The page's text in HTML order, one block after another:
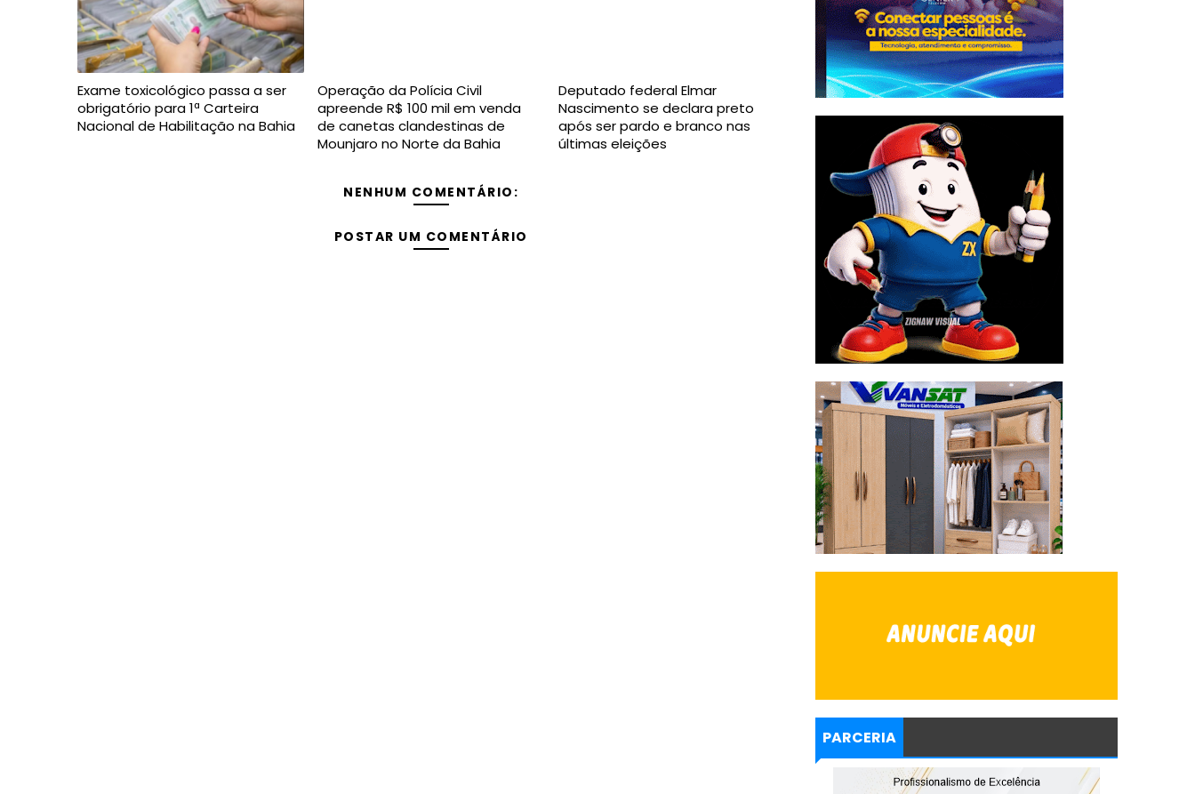
Exame toxicológico passa a ser
obrigatório para 1ª Carteira
Nacional de Habilitação na Bahia
Operação da Polícia Civil
apreende R$ 100 mil em venda
de canetas clandestinas de
Mounjaro no Norte da Bahia
Deputado federal Elmar
Nascimento se declara preto
após ser pardo e branco nas
últimas eleições
NENHUM COMENTÁRIO:
POSTAR UM COMENTÁRIO
PARCERIA